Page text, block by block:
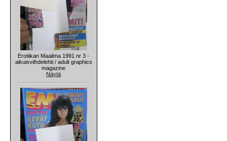
Erotiikan Maailma 1991 nr 3 -
aikuisviihdelehti / adult graphics
magazine
Näytä